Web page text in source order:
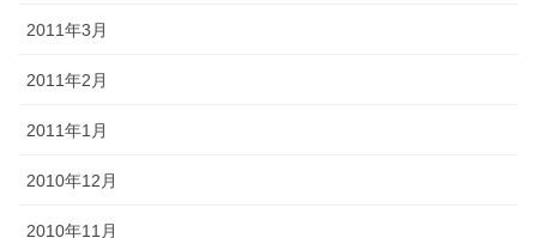
2011年3月
2011年2月
2011年1月
2010年12月
2010年11月